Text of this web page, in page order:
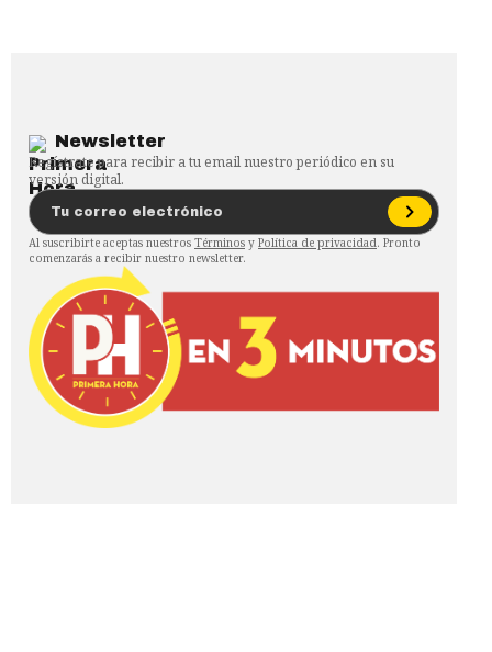
Newsletter
Regístrate para recibir a tu email nuestro periódico en su
versión digital.
Al suscribirte aceptas nuestros Términos y Política de privacidad. Pronto
comenzarás a recibir nuestro newsletter.